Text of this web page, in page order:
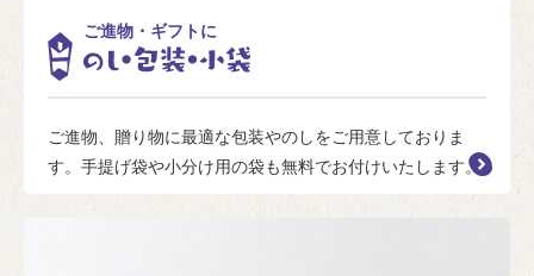
ご進物・ギフトに
ご進物、贈り物に最適な包装やのしをご用意しておりま
す。手提げ袋や小分け用の袋も無料でお付けいたします。